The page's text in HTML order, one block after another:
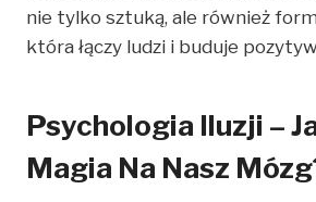
nie tylko sztuką, ale również
która łączy ludzi i buduje
Psychologia Iluzji –
Magia Na Nasz